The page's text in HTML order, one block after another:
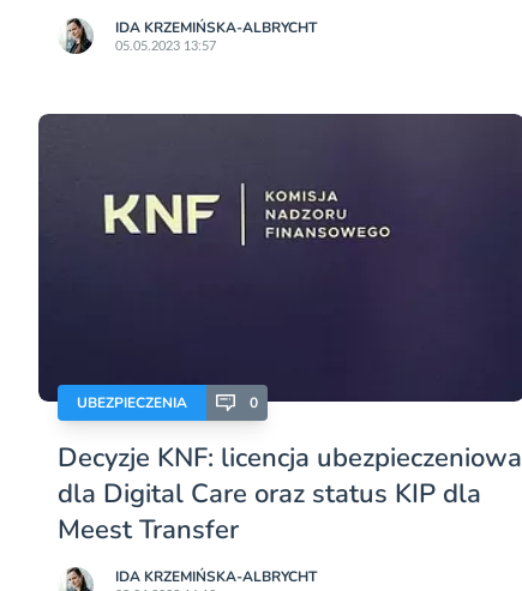
IDA KRZEMIŃSKA-ALBRYCHT
05.05.2023 13:57
UBEZPIECZENIA 0
Decyzje KNF: licencja ubezpieczeniowa
dla Digital Care oraz status KIP dla
Meest Transfer
IDA KRZEMIŃSKA-ALBRYCHT